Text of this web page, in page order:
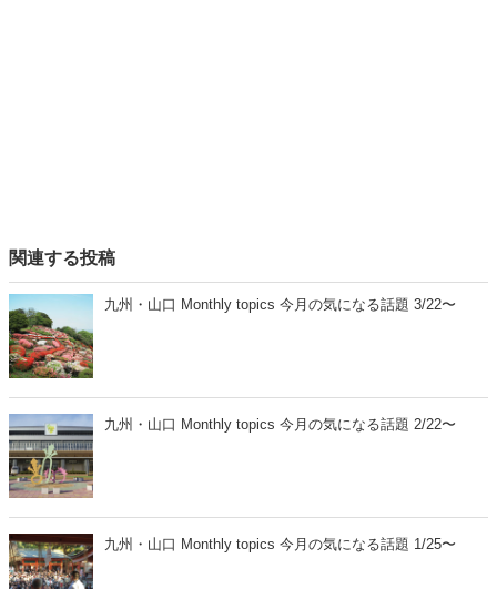
関連する投稿
九州・山口 Monthly topics 今月の気になる話題 3/22〜
九州・山口 Monthly topics 今月の気になる話題 2/22〜
九州・山口 Monthly topics 今月の気になる話題 1/25〜